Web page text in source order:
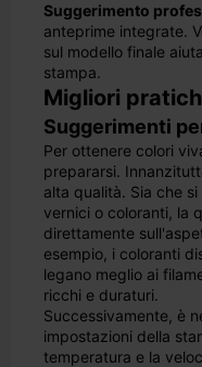
Suggerimento
anteprime integrate.
sul modello finale
stampa.
Migliori
Suggerimenti
Per ottenere colori
prepararsi.
alta qualità. Sia che
vernici o coloranti, la
direttamente
esempio, i coloranti
legano meglio ai
ricchi e duraturi.
Successivamente, è
impostazioni della
temperatura e la